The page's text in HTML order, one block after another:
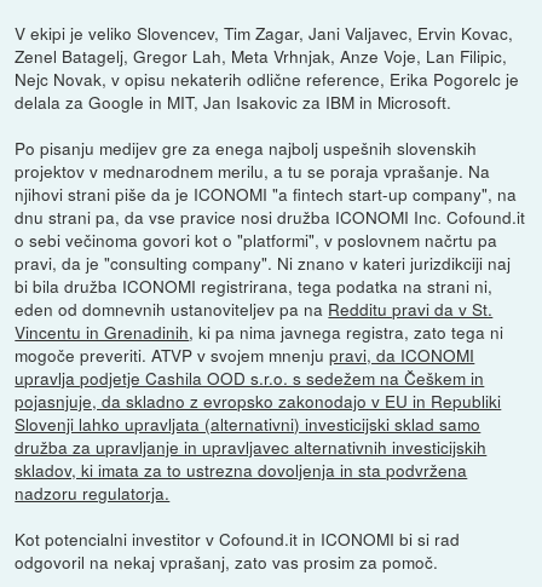
V ekipi je veliko Slovencev, Tim Zagar, Jani Valjavec, Ervin Kovac,
Zenel Batagelj, Gregor Lah, Meta Vrhnjak, Anze Voje, Lan Filipic,
Nejc Novak, v opisu nekaterih odlične reference, Erika Pogorelc je
delala za Google in MIT, Jan Isakovic za IBM in Microsoft.
Po pisanju medijev gre za enega najbolj uspešnih slovenskih
projektov v mednarodnem merilu, a tu se poraja vprašanje. Na
njihovi strani piše da je ICONOMI "a fintech start-up company", na
dnu strani pa, da vse pravice nosi družba ICONOMI Inc. Cofound.it
o sebi večinoma govori kot o "platformi", v poslovnem načrtu pa
pravi, da je "consulting company". Ni znano v kateri jurizdikciji naj
bi bila družba ICONOMI registrirana, tega podatka na strani ni,
eden od domnevnih ustanoviteljev pa na Redditu pravi da v St.
Vincentu in Grenadinih, ki pa nima javnega registra, zato tega ni
mogoče preveriti. ATVP v svojem mnenjupravi, da ICONOMI
upravlja podjetje Cashila OOD s.r.o. s sedežem na Češkem in
pojasnjuje, da skladno z evropsko zakonodajo v EU in Republiki
Slovenji lahko upravljata (alternativni) investicijski sklad samo
družba za upravljanje in upravljavec alternativnih investicijskih
skladov, ki imata za to ustrezna dovoljenja in sta podvržena
nadzoru regulatorja.
Kot potencialni investitor v Cofound.it in ICONOMI bi si rad
odgovoril na nekaj vprašanj, zato vas prosim za pomoč.